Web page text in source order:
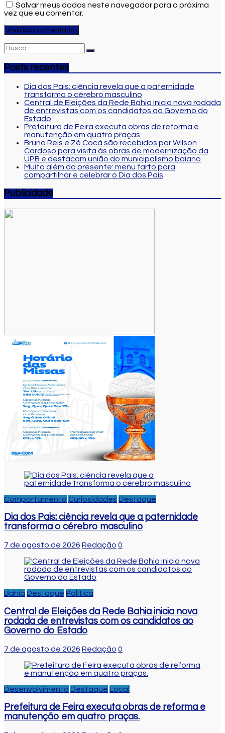
Salvar meus dados neste navegador para a próxima
vez que eu comentar.
Posts recentes
Dia dos Pais: ciência revela que a paternidade
transforma o cérebro masculino
Central de Eleições da Rede Bahia inicia nova rodada
de entrevistas com os candidatos ao Governo do
Estado
Prefeitura de Feira executa obras de reforma e
manutenção em quatro praças.
Bruno Reis e Zé Cocá são recebidos por Wilson
Cardoso para visita às obras de modernização da
UPB e destacam união do municipalismo baiano
Muito além do presente: menu farto para
compartilhar e celebrar o Dia dos Pais
Publicidade
Comportamento Curiosidades Destaque
Dia dos Pais: ciência revela que a paternidade
transforma o cérebro masculino
7 de agosto de 2026 Redação 0
Bahia Destaque Politica
Central de Eleições da Rede Bahia inicia nova
rodada de entrevistas com os candidatos ao
Governo do Estado
7 de agosto de 2026 Redação 0
Desenvolvimento Destaque Local
Prefeitura de Feira executa obras de reforma e
manutenção em quatro praças.